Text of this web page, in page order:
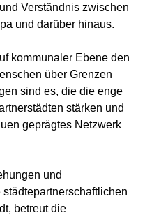
Verständnis zwischen
und darüber hinaus.
kommunaler Ebene den
über Grenzen
sind es, die die enge
stärken und
geprägtes Netzwerk
und
betreut die